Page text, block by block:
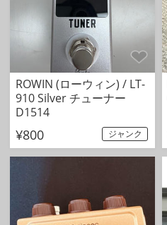
ROWIN (ローウィン) / LT-
910 Silver チューナー
D1514
¥800 ジャンク